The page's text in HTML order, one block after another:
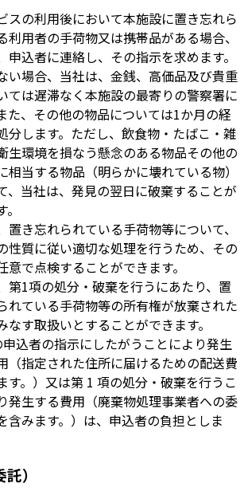
スの利用後において本施設に置き忘れら
利用者の手荷物又は携帯品がある場合、
申込者に連絡し、その指示を求めます。
い場合、当社は、金銭、高価品及び貴重
ては遅滞なく本施設の最寄りの警察署に
た、その他の物品については1か月の経
分します。ただし、飲食物・たばこ・雑
生環境を損なう懸念のある物品その他の
相当する物品（明らかに壊れている物）
、当社は、発見の翌日に破棄することが
置き忘れられている手荷物等について、
性質に従い適切な処理を行うため、その
意で点検することができます。
第1項の処分・破棄を行うにあたり、置
れている手荷物等の所有権が放棄された
なす取扱いとすることができます。
込者の指示にしたがうことにより発生
（指定された住所に届けるための配送費
す。）又は第 1 項の処分・破棄を行うこ
発生する費用（廃棄物処理事業者への委
含みます。）は、申込者の負担としま
）